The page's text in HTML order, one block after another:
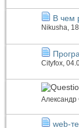
В чем
Nikusha,
Cityfox ,
web-